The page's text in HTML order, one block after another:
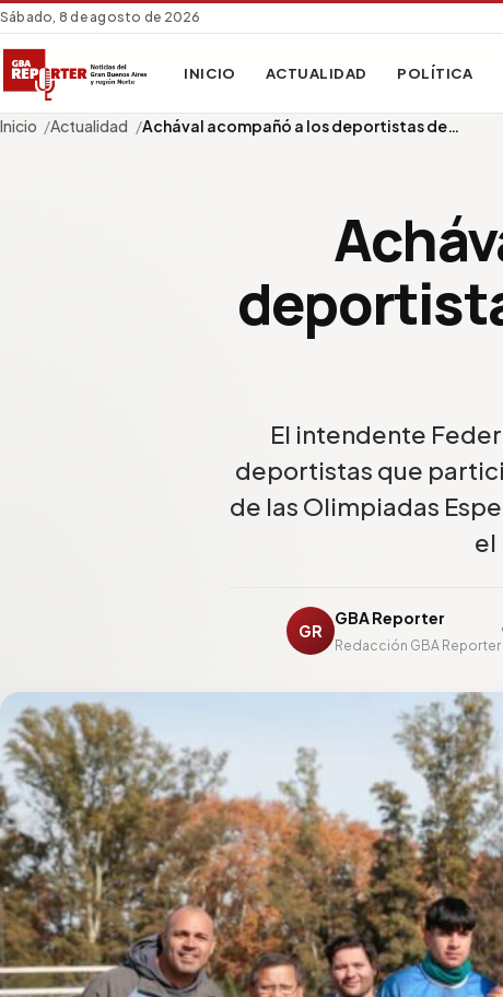
Sábado, 8 de agosto de 2026
INICIO ACTUALIDAD POLÍTICA
Inicio Actualidad Achával acompañó a los deportistas de…
El intendente
deportistas que
de las Olimpiadas
el
GR
GBA Reporter
Redacción GBA Reporter